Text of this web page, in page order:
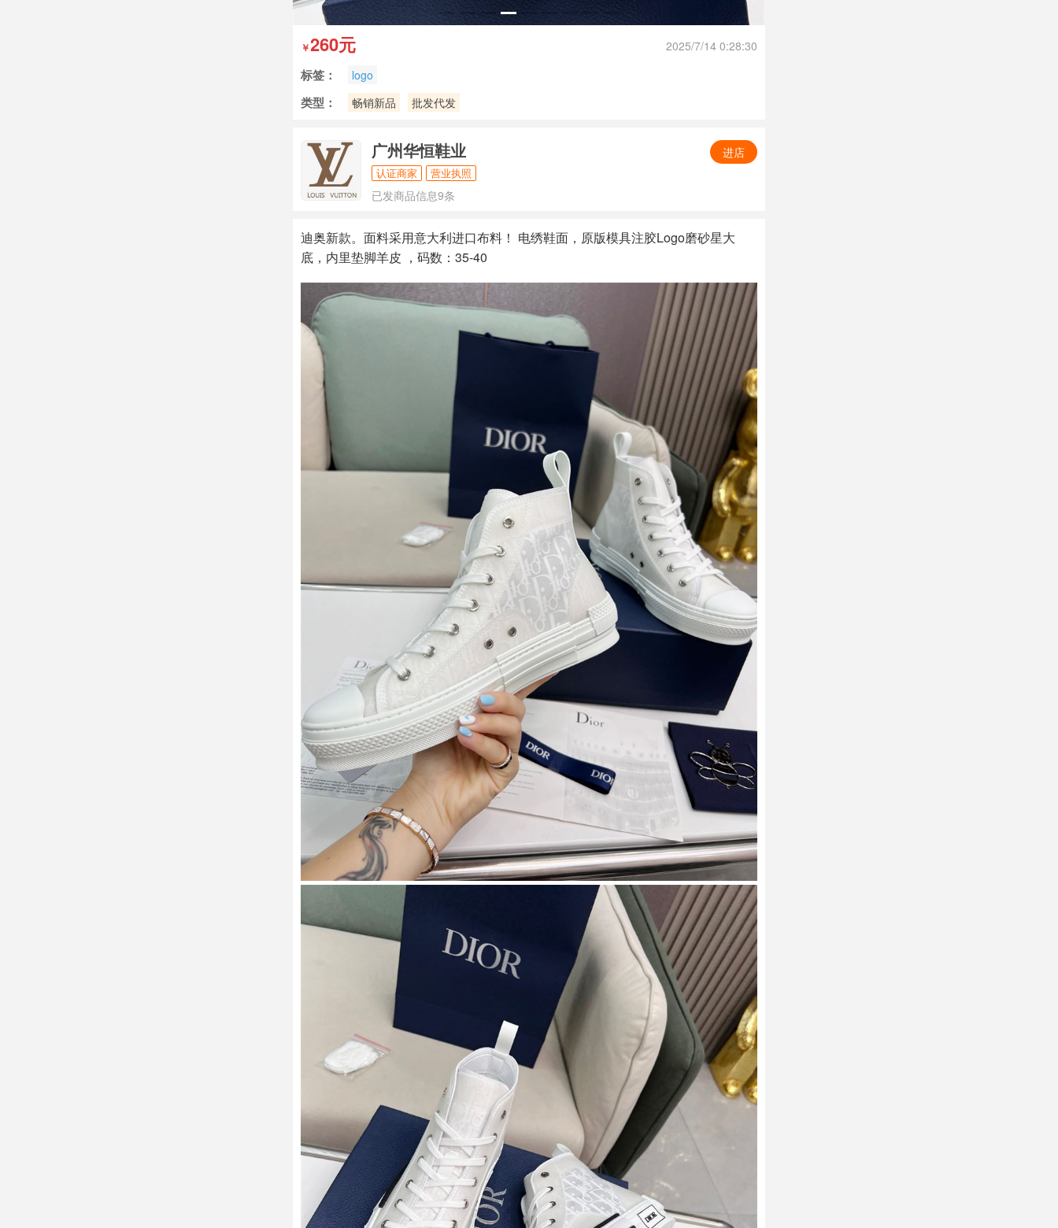
￥260元 2025/7/14 0:28:30
标签： logo
类型： 畅销新品 批发代发
广州华恒鞋业 进店
认证商家 营业执照
已发商品信息9条
迪奥新款。面料采用意大利进口布料！ 电绣鞋面，原版模具注胶Logo磨砂星大
底，内里垫脚羊皮 ，码数：35-40